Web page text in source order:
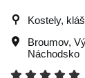
Kostely,
Broumov,
Náchodsko